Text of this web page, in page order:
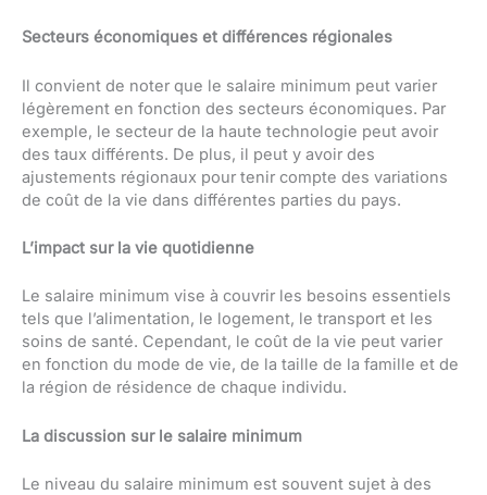
Secteurs économiques et différences régionales
Il convient de noter que le salaire minimum peut varier
légèrement en fonction des secteurs économiques. Par
exemple, le secteur de la haute technologie peut avoir
des taux différents. De plus, il peut y avoir des
ajustements régionaux pour tenir compte des variations
de coût de la vie dans différentes parties du pays.
L’impact sur la vie quotidienne
Le salaire minimum vise à couvrir les besoins essentiels
tels que l’alimentation, le logement, le transport et les
soins de santé. Cependant, le coût de la vie peut varier
en fonction du mode de vie, de la taille de la famille et de
la région de résidence de chaque individu.
La discussion sur le salaire minimum
Le niveau du salaire minimum est souvent sujet à des